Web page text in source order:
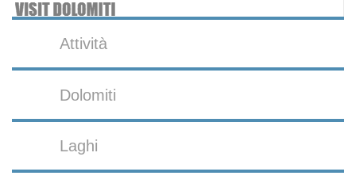
Attività
Dolomiti
Laghi